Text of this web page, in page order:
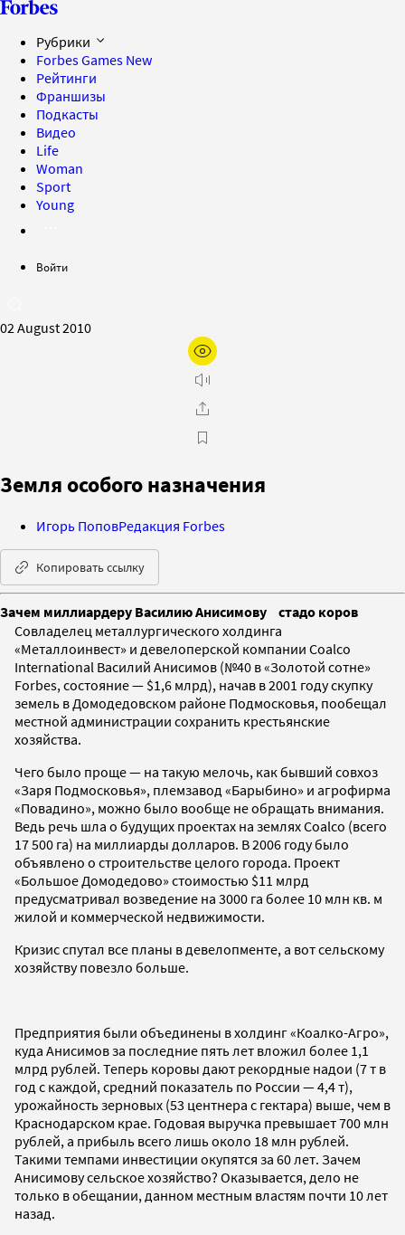
Рубрики
Forbes Games New
Рейтинги
Франшизы
Подкасты
Видео
Life
Woman
Sport
Young
Войти
02 August 2010
Земля особого назначения
Игорь ПоповРедакция Forbes
Копировать ссылку
Зачем миллиардеру Василию Анисимову стадо коров
Совладелец металлургического холдинга
«Металлоинвест» и девелоперской компании Coalco
International Василий Анисимов (№40 в «Золотой сотне»
Forbes, состояние — $1,6 млрд), начав в 2001 году скупку
земель в Домодедовском районе Подмосковья, пообещал
местной администрации сохранить крестьянские
хозяйства.
Чего было проще — на такую мелочь, как бывший совхоз
«Заря Подмосковья», племзавод «Барыбино» и агрофирма
«Повадино», можно было вообще не обращать внимания.
Ведь речь шла о будущих проектах на землях Coalco (всего
17 500 га) на миллиарды долларов. В 2006 году было
объявлено о строительстве целого города. Проект
«Большое Домодедово» стоимостью $11 млрд
предусматривал возведение на 3000 га более 10 млн кв. м
жилой и коммерческой недвижимости.
Кризис спутал все планы в девелопменте, а вот сельскому
хозяйству повезло больше.
Предприятия были объединены в холдинг «Коалко-Агро»,
куда Анисимов за последние пять лет вложил более 1,1
млрд рублей. Теперь коровы дают рекордные надои (7 т в
год с каждой, средний показатель по России — 4,4 т),
урожайность зерновых (53 центнера с гектара) выше, чем в
Краснодарском крае. Годовая выручка превышает 700 млн
рублей, а прибыль всего лишь около 18 млн рублей.
Такими темпами инвестиции окупятся за 60 лет. Зачем
Анисимову сельское хозяйство? Оказывается, дело не
только в обещании, данном местным властям почти 10 лет
назад.